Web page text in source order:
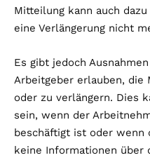
Mitteilung kann auch
eine Verlängerung nicht
Es gibt jedoch
Arbeitgeber erlauben,
oder zu verlängern. Dies
sein, wenn der
beschäftigt ist oder wenn
keine Informationen über